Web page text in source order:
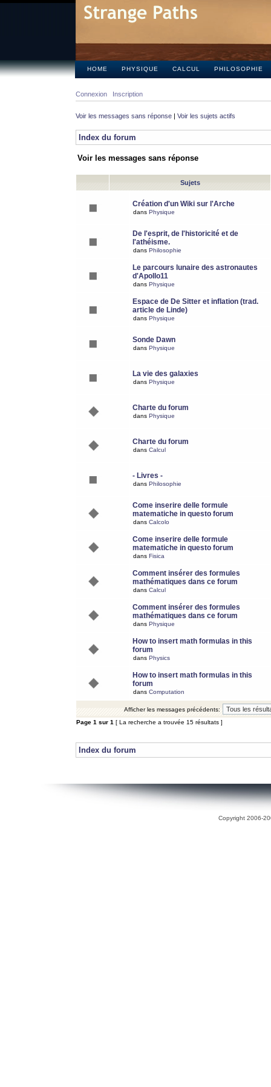
HOME PHYSIQUE CALCUL PHILOSOPHIE
Connexion Inscription
Voir les messages sans réponse | Voir les sujets actifs
Index du forum
Voir les messages sans réponse
Sujets
Création d'un Wiki sur l'Arche
dans Physique
De l'esprit, de l'historicité et de
l'athéisme.
dans Philosophie
Le parcours lunaire des astronautes
d'Apollo11
dans Physique
Espace de De Sitter et inflation (trad.
article de Linde)
dans Physique
Sonde Dawn
dans Physique
La vie des galaxies
dans Physique
Charte du forum
dans Physique
Charte du forum
dans Calcul
- Livres -
dans Philosophie
Come inserire delle formule
matematiche in questo forum
dans Calcolo
Come inserire delle formule
matematiche in questo forum
dans Fisica
Comment insérer des formules
mathématiques dans ce forum
dans Calcul
Comment insérer des formules
mathématiques dans ce forum
dans Physique
How to insert math formulas in this
forum
dans Physics
How to insert math formulas in this
forum
dans Computation
Afficher les messages précédents:
Page 1 sur 1 [ La recherche a trouvée 15 résultats ]
Index du forum
Copyright 2006-